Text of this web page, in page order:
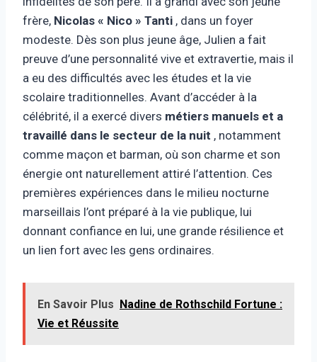
frère, Nicolas « Nico » Tanti , dans un foyer
modeste. Dès son plus jeune âge, Julien a fait
preuve d’une personnalité vive et extravertie, mais il
a eu des difficultés avec les études et la vie
scolaire traditionnelles. Avant d’accéder à la
célébrité, il a exercé divers métiers manuels et a
travaillé dans le secteur de la nuit , notamment
comme maçon et barman, où son charme et son
énergie ont naturellement attiré l’attention. Ces
premières expériences dans le milieu nocturne
marseillais l’ont préparé à la vie publique, lui
donnant confiance en lui, une grande résilience et
un lien fort avec les gens ordinaires.
En Savoir Plus Nadine de Rothschild Fortune :
Vie et Réussite